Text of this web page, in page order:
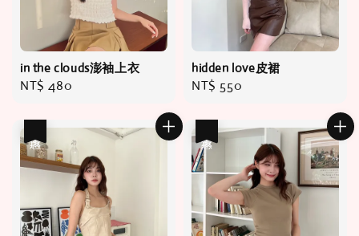
in the clouds澎袖上衣
Regular
NT$ 480
hidden love皮裙
Regular
NT$ 550